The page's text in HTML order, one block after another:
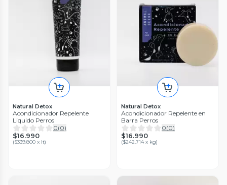
Natural Detox
Acondicionador Repelente
Liquido Perros
0(0)
$16.990
($339.800 x lt)
Natural Detox
Acondicionador Repelente en
Barra Perros
0(0)
$16.990
($242.714 x kg)